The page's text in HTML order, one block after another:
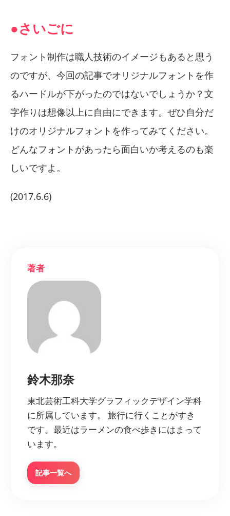
●さいごに
フォント制作は職人技術のイメージもあると思う
のですが、今回の記事でオリジナルフォントを作
るハードルが下がったのではないでしょうか？文
字作りは想像以上に自由にできます。ぜひ自分だ
けのオリジナルフォントを作ってみてください。
どんなフォントがあったら面白いか考えるのも楽
しいですよ。
(2017.6.6)
著者
鈴木那奈
東北芸術工科大学グラフィックデザイン学科
に所属しています。 旅行に行くことがすき
です。最近はラーメンの食べ歩きにはまって
います。
記事一覧へ